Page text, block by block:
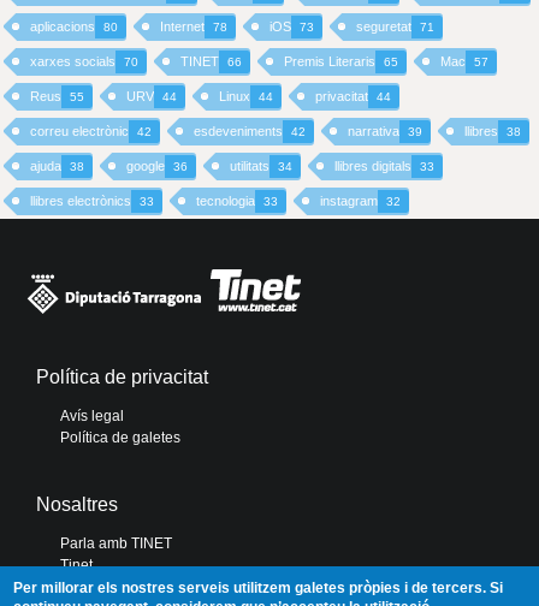
aplicacions 80 Internet 78 iOS 73 seguretat 71
xarxes socials 70 TINET 66 Premis Literaris 65 Mac 57
Reus 55 URV 44 Linux 44 privacitat 44
correu electrònic 42 esdeveniments 42 narrativa 39 llibres 38
ajuda 38 google 36 utilitats 34 llibres digitals 33
llibres electrònics 33 tecnologia 33 instagram 32
Política de privacitat
Avís legal
Política de galetes
Nosaltres
Parla amb TINET
Tinet
Diputació de Tarragona
Per millorar els nostres serveis utilitzem galetes pròpies i de tercers. Si